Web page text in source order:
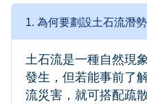
1. 為何要劃設土石流潛
土石流是一種自然現
發生，但若能事前了
流災害，就可搭配疏